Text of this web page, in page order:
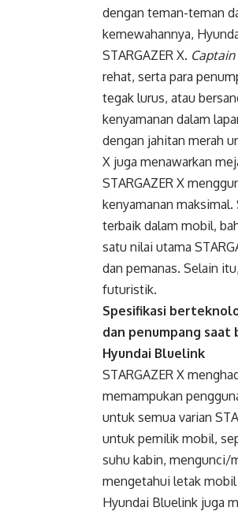
dengan teman-teman
kemewahannya,
STARGAZER X.
rehat, serta para
tegak lurus, atau
kenyamanan dalam
dengan jahitan merah
X juga menawarkan
STARGAZER X
kenyamanan
terbaik dalam mobil,
satu nilai utama
dan pemanas. Selain itu,
futuristik.
Spesifikasi
dan penumpang saat
Hyundai Bluelink
STARGAZER X
memampukan
untuk semua varian
untuk pemilik mobil,
suhu kabin, mengunci/
mengetahui letak mobil
Hyundai Bluelink juga